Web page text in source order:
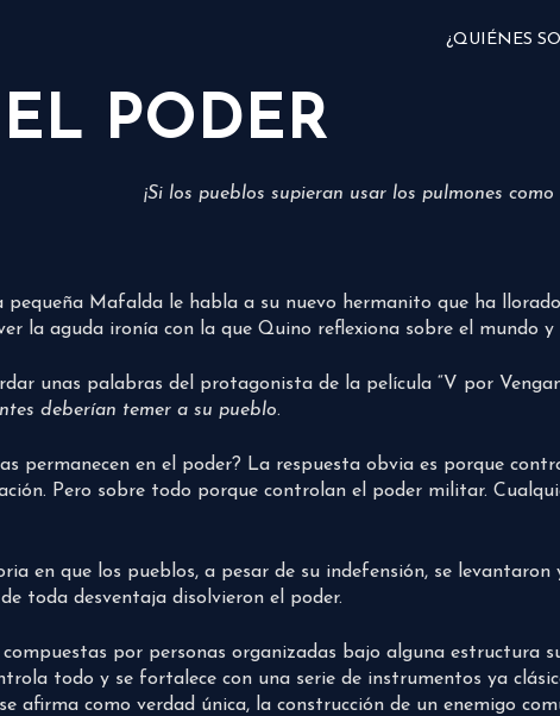
¿QUIÉNES
PODER
¡Si los pueblos supieran usar los pulmones
Mafalda le habla a su nuevo hermanito que ha
la aguda ironía con la que Quino reflexiona sobre el mundo y
unas palabras del protagonista de la película “V por
deberían temer a su pueblo.
permanecen en el poder? La respuesta obvia es porque
Pero sobre todo porque controlan el poder militar.
en que los pueblos, a pesar de su indefensión, se
toda desventaja disolvieron el poder.
por personas organizadas bajo alguna estructura
todo y se fortalece con una serie de instrumentos ya
afirma como verdad única, la construcción de un enemigo